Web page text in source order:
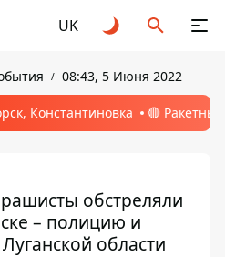
UK
08:43, 5 Июня 2022
Константиновка 🔴
обстреляли
– полицию и
области